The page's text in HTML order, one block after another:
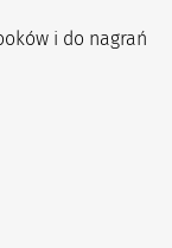
i do nagrań